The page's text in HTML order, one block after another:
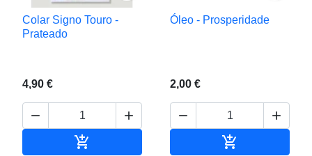
Colar Signo Touro -
Prateado
4,90 €
 

Óleo - Prosperidade
2,00 €
 
